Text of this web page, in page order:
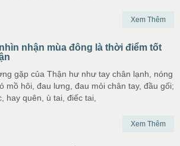
Xem Thêm
nhận mùa đông là thời điểm tốt
gặp của Thận hư như tay chân lạnh, nóng
mồ hôi, đau lưng, đau mỏi chân tay, đầu gối;
hay quên, ù tai, điếc tai,
Xem Thêm